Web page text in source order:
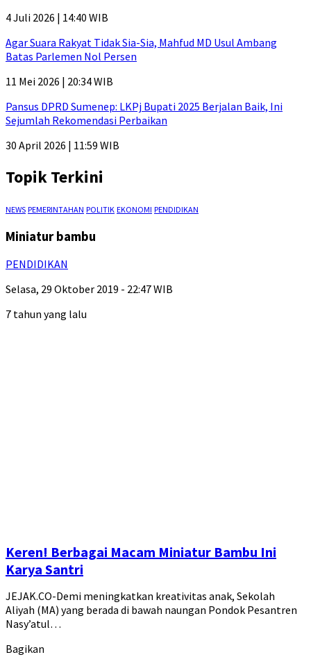
4 Juli 2026 | 14:40 WIB
Agar Suara Rakyat Tidak Sia-Sia, Mahfud MD Usul Ambang
Batas Parlemen Nol Persen
11 Mei 2026 | 20:34 WIB
Pansus DPRD Sumenep: LKPj Bupati 2025 Berjalan Baik, Ini
Sejumlah Rekomendasi Perbaikan
30 April 2026 | 11:59 WIB
Topik Terkini
NEWS PEMERINTAHAN POLITIK EKONOMI PENDIDIKAN
Miniatur bambu
PENDIDIKAN
Selasa, 29 Oktober 2019 - 22:47 WIB
7 tahun yang lalu
Keren! Berbagai Macam Miniatur Bambu Ini
Karya Santri
JEJAK.CO-Demi meningkatkan kreativitas anak, Sekolah
Aliyah (MA) yang berada di bawah naungan Pondok Pesantren
Nasy’atul…
Bagikan